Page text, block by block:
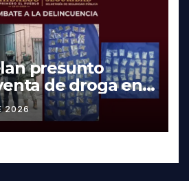
presunto
de droga en
dos detenidos
2026